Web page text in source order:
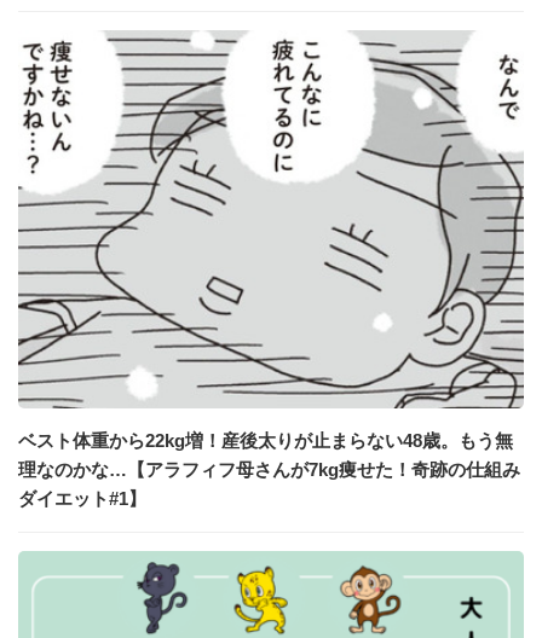
ベスト体重から22kg増！産後太りが止まらない48歳。もう無
理なのかな…【アラフィフ母さんが7kg痩せた！奇跡の仕組み
ダイエット#1】